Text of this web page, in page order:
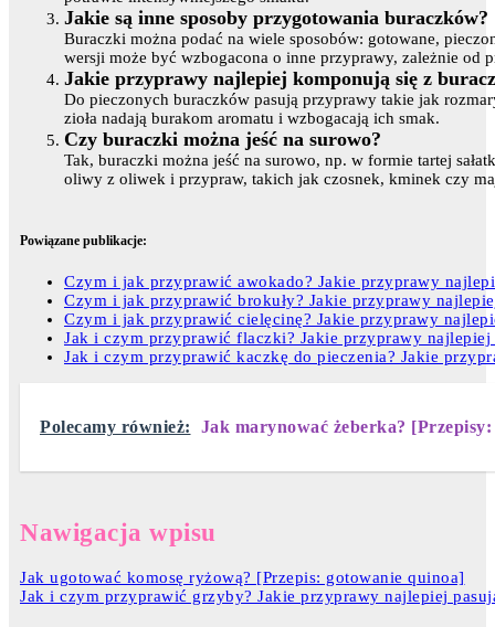
Jakie są inne sposoby przygotowania buraczków?
Buraczki można podać na wiele sposobów: gotowane,
wersji może być wzbogacona o inne przyprawy, zależnie od
Jakie przyprawy najlepiej komponują się z
Do pieczonych buraczków pasują przyprawy takie jak
zioła nadają burakom aromatu i wzbogacają ich smak.
Czy buraczki można jeść na surowo?
Tak, buraczki można jeść na surowo, np. w formie tartej
oliwy z oliwek i przypraw, takich jak czosnek, kminek czy
Powiązane publikacje:
Czym i jak przyprawić awokado? Jakie przyprawy
Czym i jak przyprawić brokuły? Jakie przyprawy
Czym i jak przyprawić cielęcinę? Jakie przyprawy
Jak i czym przyprawić flaczki? Jakie przyprawy najlepiej
Jak i czym przyprawić kaczkę do pieczenia? Jakie
Polecamy również: Jak marynować żeberka?
Nawigacja wpisu
Jak ugotować komosę ryżową? [Przepis: gotowanie quinoa]
Jak i czym przyprawić grzyby? Jakie przyprawy najlepiej